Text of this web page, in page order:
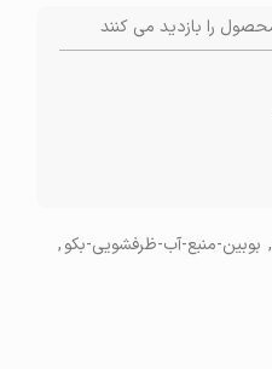
را بازدید می کنند
, بوبین-منبع-آب-ظرفشویی-بکو,